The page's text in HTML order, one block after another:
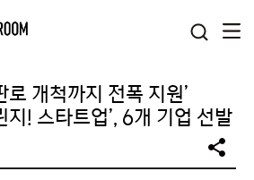
로 개척까지 전폭 지원’
지! 스타트업’, 6개 기업 선발